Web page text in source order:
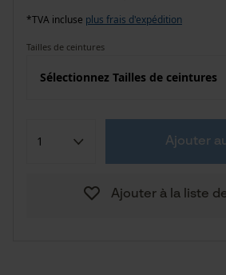
*TVA incluse plus frais d'expédition
Tailles de ceintures
Sélectionnez Tailles de ceintures
Ajouter
Ajouter à la liste